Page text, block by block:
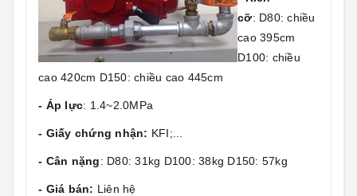
cỡ: D80: chiều
cao 395cm
D100: chiều
cao 420cm D150: chiều cao 445cm
- Áp lực: 1.4~2.0MPa
- Giấy chứng nhận: KFI;...
- Cân nặng: D80: 31kg D100: 38kg D150: 57kg
- Giá bán: Liên hệ